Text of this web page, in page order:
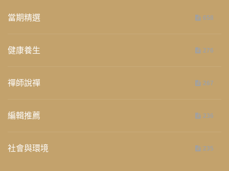
當期精選 658
健康養生 276
禪師說禪 267
編輯推薦 236
社會與環境 235